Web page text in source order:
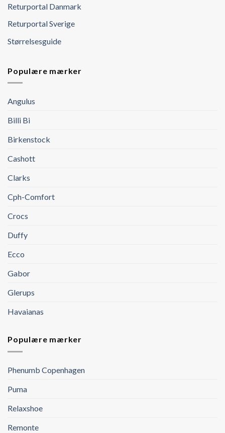
Returportal Danmark
Returportal Sverige
Størrelsesguide
Populære mærker
Angulus
Billi Bi
Birkenstock
Cashott
Clarks
Cph-Comfort
Crocs
Duffy
Ecco
Gabor
Glerups
Havaianas
Populære mærker
Phenumb Copenhagen
Puma
Relaxshoe
Remonte